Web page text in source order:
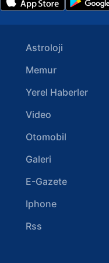
Astroloji
Memur
Yerel Haberler
Video
Otomobil
Galeri
E-Gazete
Iphone
Rss